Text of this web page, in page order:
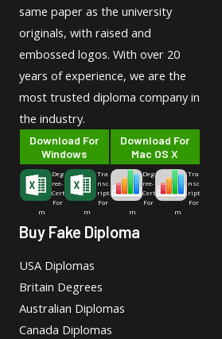
same paper as the university
originals, with raised and
embossed logos. With over 20
years of experience, we are the
most trusted diploma company in
the industry.
Download For
Windows
Deg
ree-
Cert
For
m
Tra
nsc
ript
For
m
Download For
Mac OS X
Deg
ree-
Cert
For
m
Tra
nsc
ript
For
m
Buy Fake Diploma
USA Diplomas
Britain Degrees
Australian Diplomas
Canada Diplomas